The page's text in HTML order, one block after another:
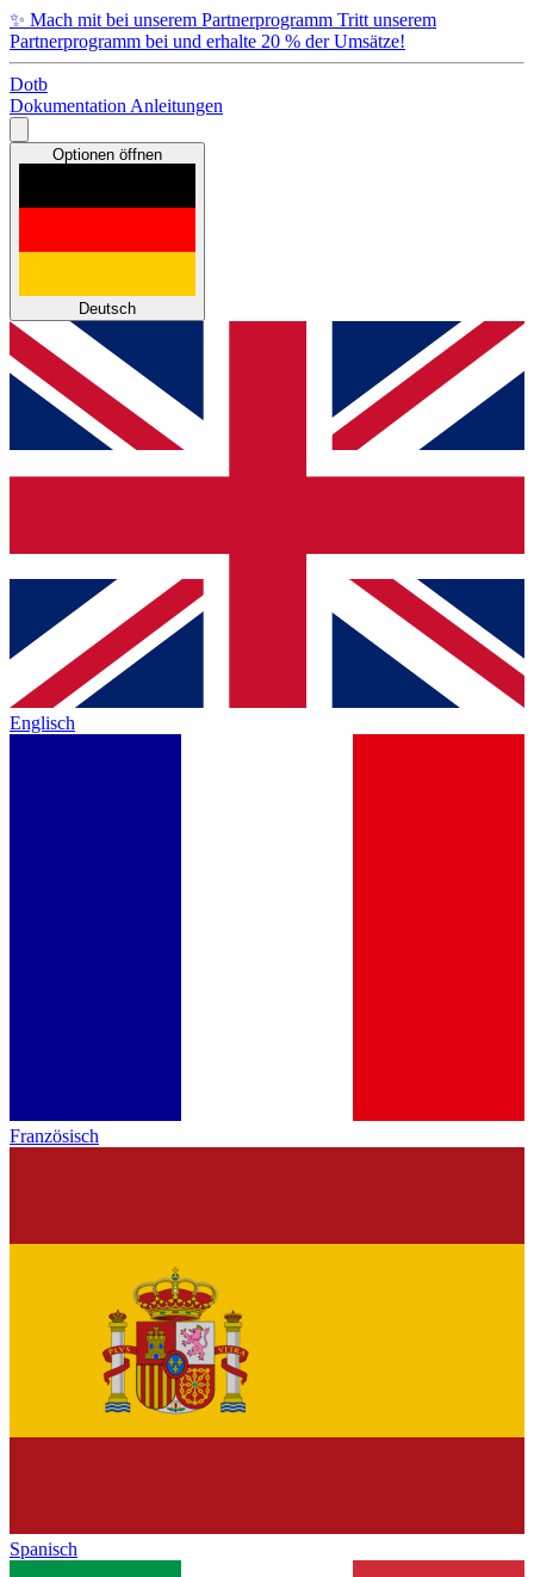
✨ Mach mit bei unserem Partnerprogramm Tritt unserem
Partnerprogramm bei und erhalte 20 % der Umsätze!
Dotb
Dokumentation Anleitungen
Optionen öffnen
Deutsch
Englisch
Französisch
Spanisch